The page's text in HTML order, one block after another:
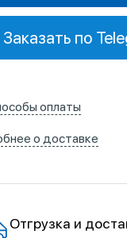
Заказать по
оплаты
о доставке
Отгрузка и